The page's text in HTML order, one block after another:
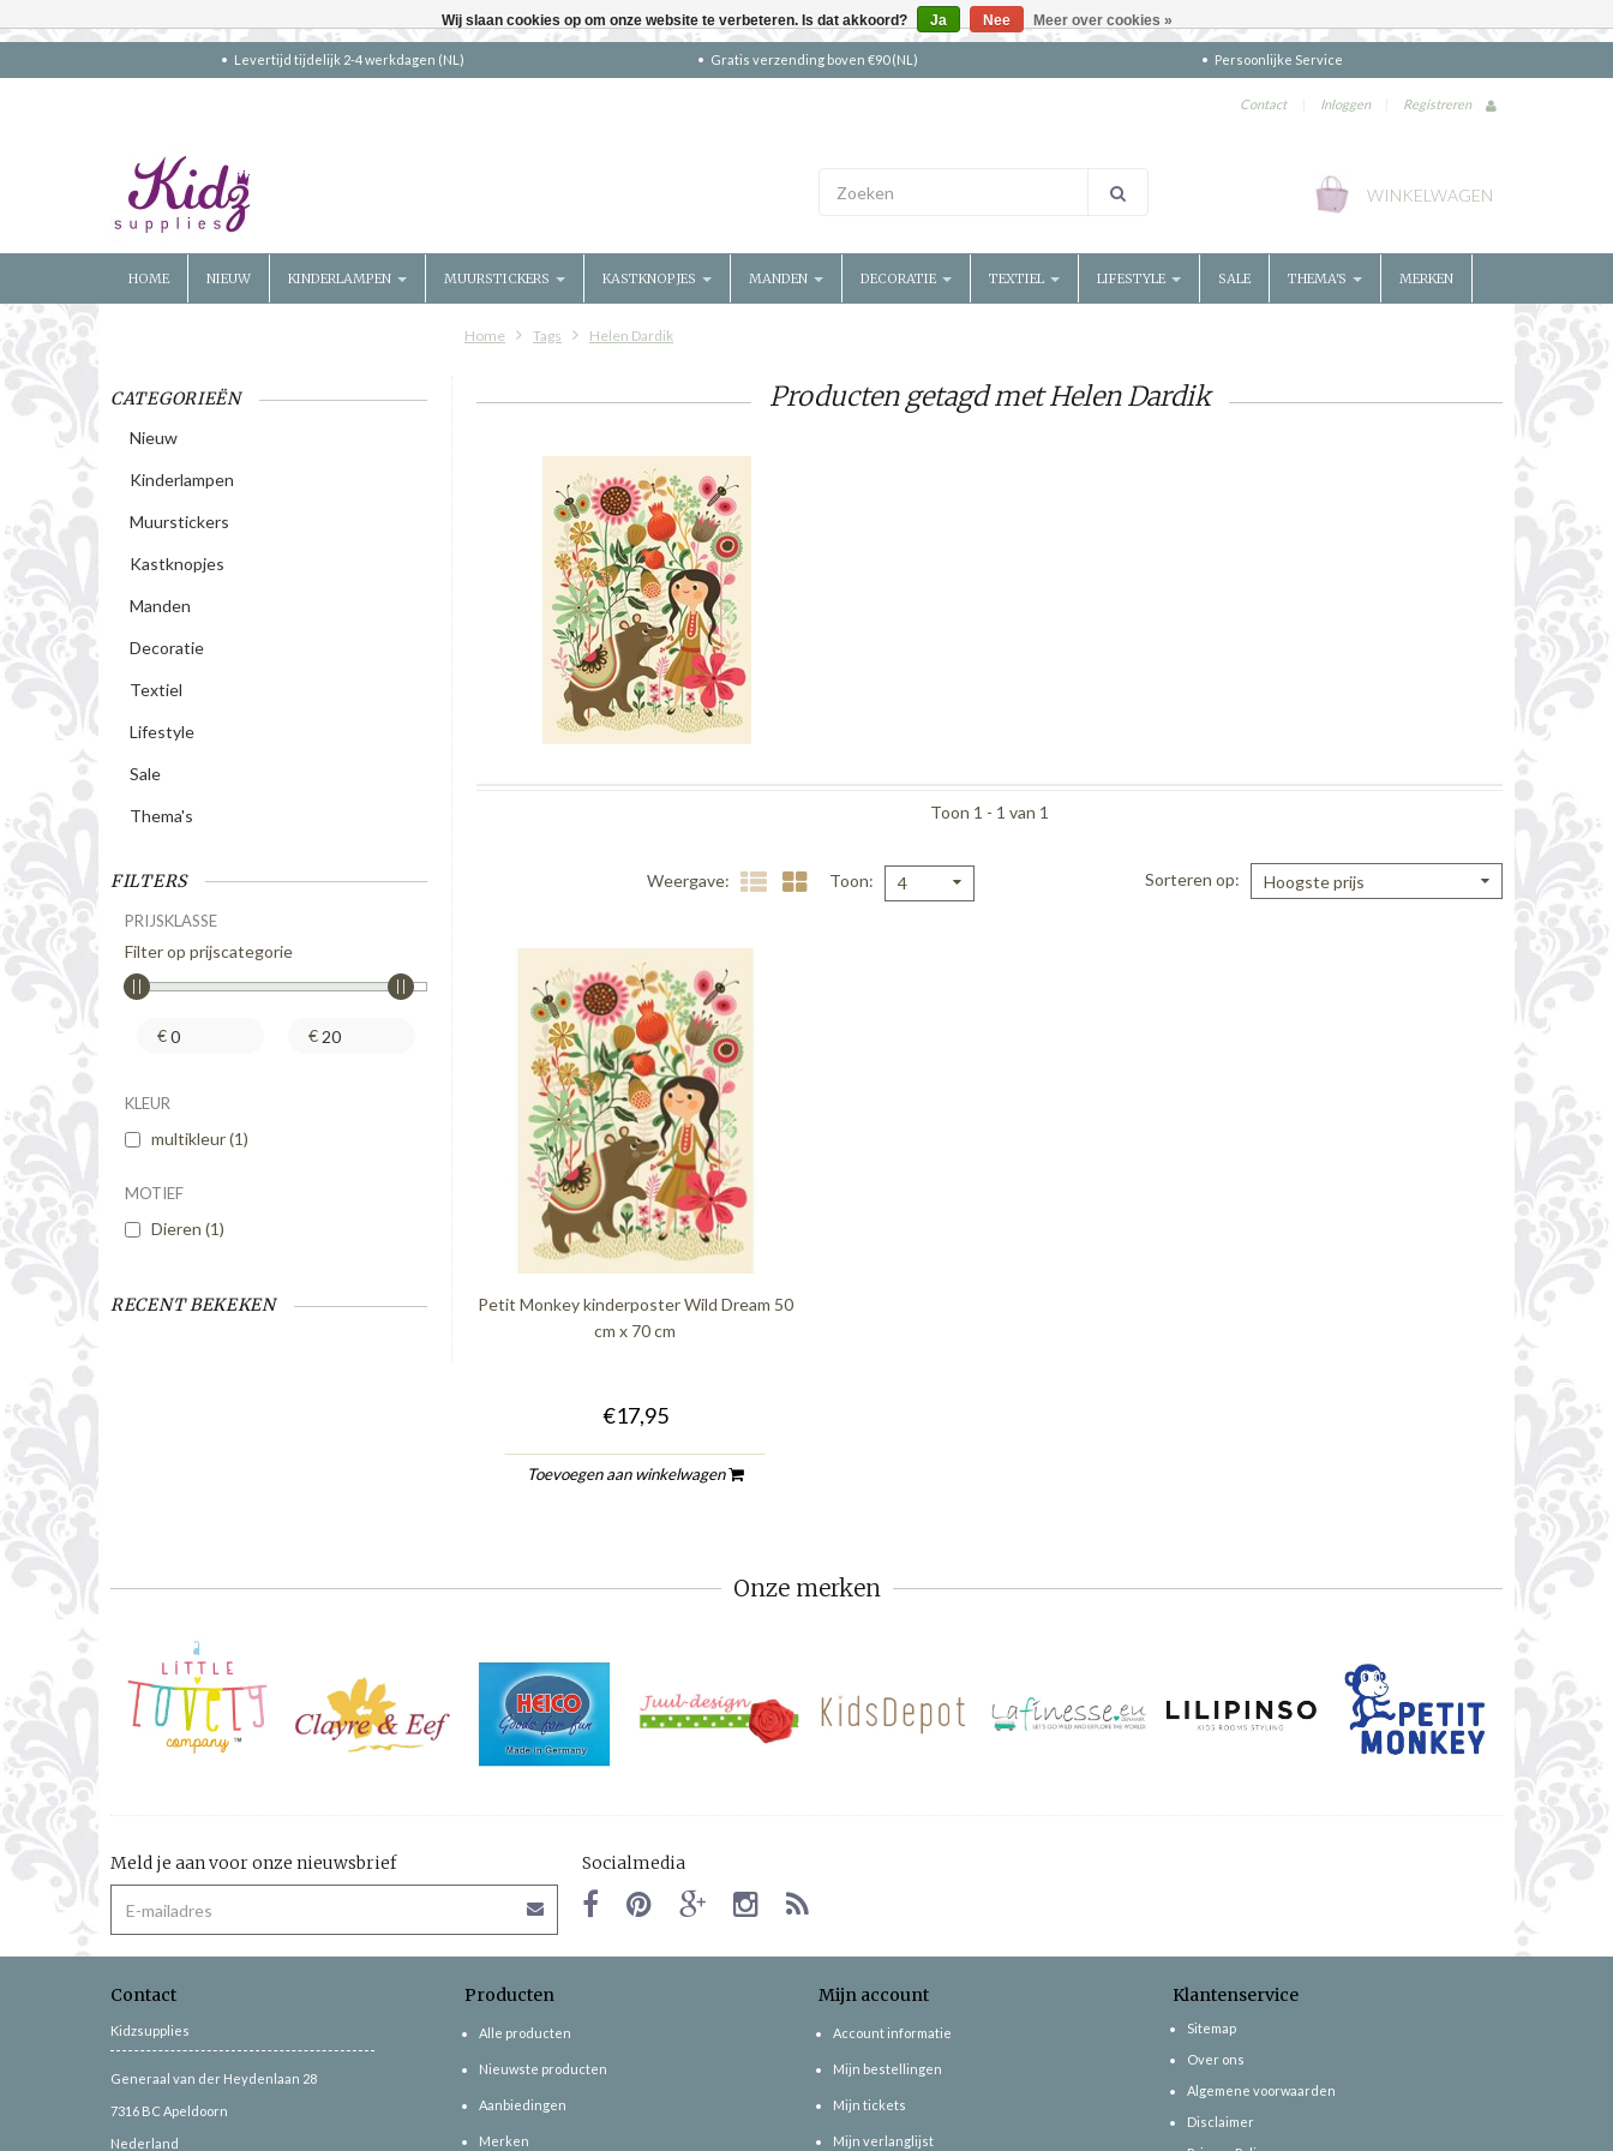
Levertijd tijdelijk 2-4 werkdagen (NL) Gratis verzending boven €90 (NL) Persoonlijke Service
Contact | Inloggen | Registreren
WINKELWAGEN
HOME NIEUW KINDERLAMPEN MUURSTICKERS KASTKNOPJES MANDEN DECORATIE TEXTIEL LIFESTYLE SALE THEMA'S MERKEN
Home Tags Helen Dardik
CATEGORIEËN
Nieuw
Kinderlampen
Muurstickers
Kastknopjes
Manden
Decoratie
Textiel
Lifestyle
Sale
Thema's
FILTERS
PRIJSKLASSE
Filter op prijscategorie
€ €
KLEUR
multikleur(1)
MOTIEF
Dieren (1)
RECENT BEKEKEN
Producten getagd met Helen Dardik
Toon 1 - 1 van 1
Weergave Toon 4 Sorteren op Hoogste prijs
Petit Monkey kinderposter Wild Dream 50
cm x 70 cm
€17,95
Toevoegen aan winkelwagen
Onze merken
Meld je aan voor onze nieuwsbrief Socialmedia
Contact
Kidzsupplies
Generaal van der Heydenlaan 28
7316 BC Apeldoorn
Nederland
Producten
Alle producten
Nieuwste producten
Aanbiedingen
Merken
Mijn account
Account informatie
Mijn bestellingen
Mijn tickets
Mijn verlanglijst
Klantenservice
Sitemap
Over ons
Algemene voorwaarden
Disclaimer
Wij slaan cookies op om onze website te verbeteren. Is dat akkoord? Ja Nee Meer over cookies »